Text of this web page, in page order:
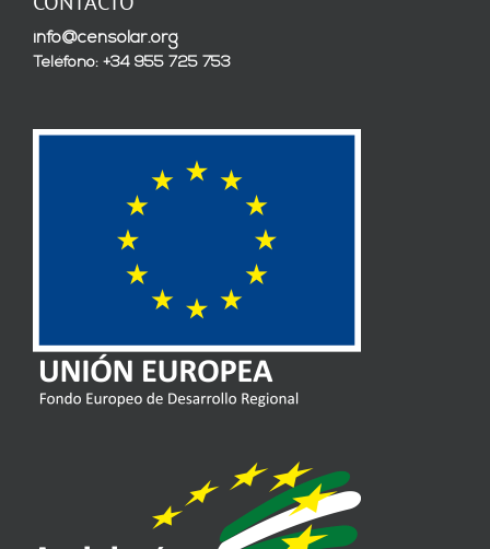
info@censolar.org
Teléfono: +34 955 725 753